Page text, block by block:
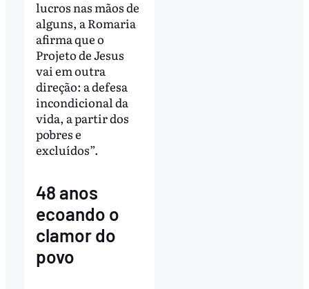
lucros nas mãos de
alguns, a Romaria
afirma que o
Projeto de Jesus
vai em outra
direção: a defesa
incondicional da
vida, a partir dos
pobres e
excluídos”.
48 anos
ecoando o
clamor do
povo